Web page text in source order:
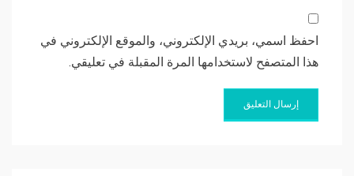
احفظ اسمي، بريدي الإلكتروني، والموقع الإلكتروني في
هذا المتصفح لاستخدامها المرة المقبلة في تعليقي.